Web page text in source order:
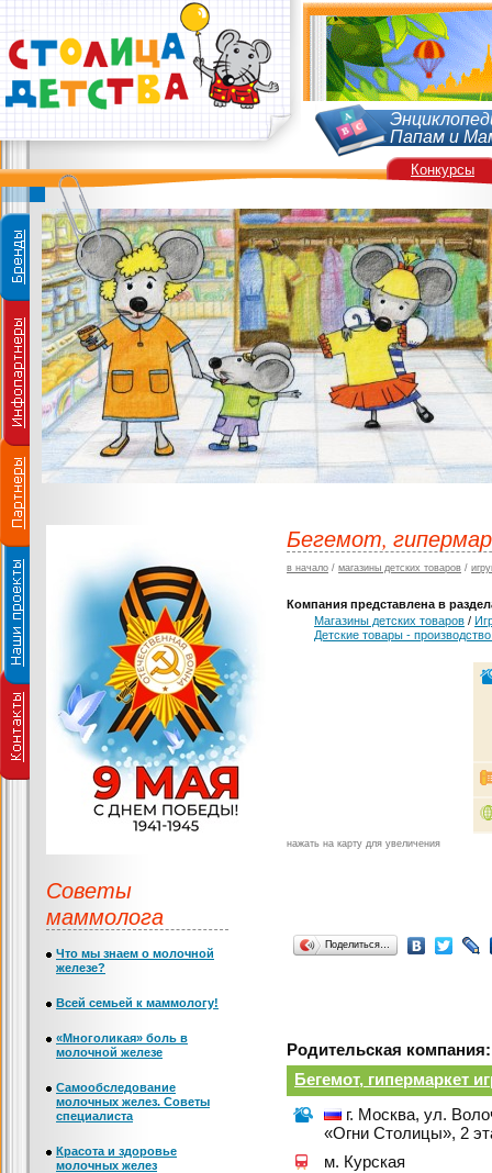
Папам и
Бегемот,
в начало / магазины детских товаров /
Компания представлена в
Магазины детских товаров /
Детские товары -
нажать на карту для увеличения
Поделиться…
Родительская компания:
Бегемот, гипермаркет
г. Москва, ул.
«Огни Столицы», 2
м. Курская
Советы
маммолога
Что мы знаем о молочной
железе?
Всей семьей к маммологу!
«Многоликая» боль в
молочной железе
Самообследование
молочных желез. Советы
специалиста
Красота и здоровье
молочных желез
Конкурсы